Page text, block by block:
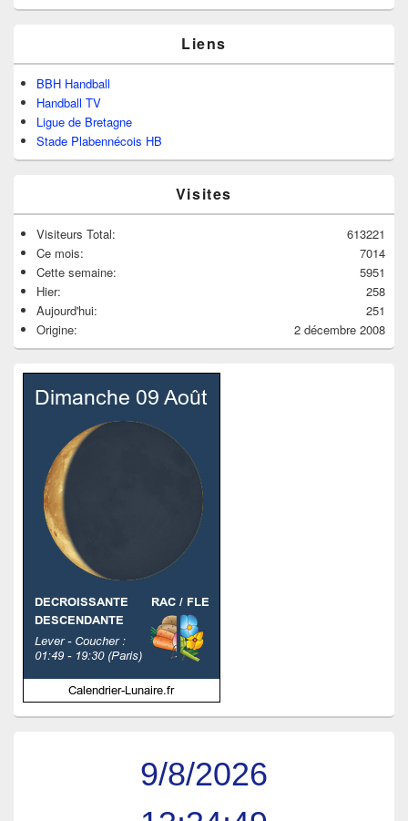
Liens
BBH Handball
Handball TV
Ligue de Bretagne
Stade Plabennécois HB
Visites
613221
Visiteurs Total:
7014
Ce mois:
5951
Cette semaine:
258
Hier:
251
Aujourd'hui:
2 décembre 2008
Origine:
9/8/2026